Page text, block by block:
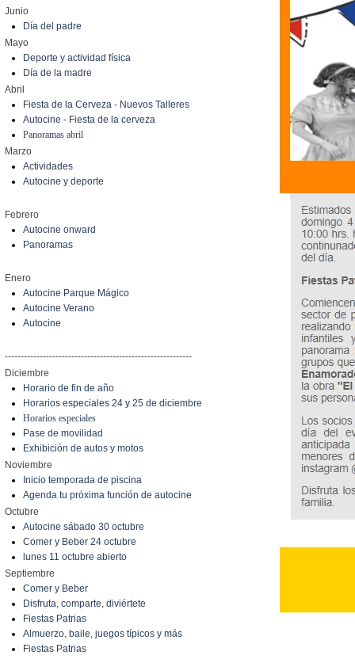
Junio
Día del padre
Mayo
Deporte y actividad física
Día de la madre
Abril
Fiesta de la Cerveza - Nuevos Talleres
Autocine - Fiesta de la cerveza
Panoramas abril
Marzo
Actividades
Autocine y deporte
Febrero
Autocine onward
Panoramas
Enero
Autocine Parque Mágico
Autocine Verano
Autocine
-----------------------------------------------------------
Diciembre
Horario de fin de año
Horarios especiales 24 y 25 de diciembre
Horarios especiales
Pase de movilidad
Exhibición de autos y motos
Noviembre
Inicio temporada de piscina
Agenda tu próxima función de autocine
Octubre
Autocine sábado 30 octubre
Comer y Beber 24 octubre
lunes 11 octubre abierto
Septiembre
Comer y Beber
Disfruta, comparte, diviértete
Fiestas Patrias
Almuerzo, baile, juegos típicos y más
Fiestas Patrias